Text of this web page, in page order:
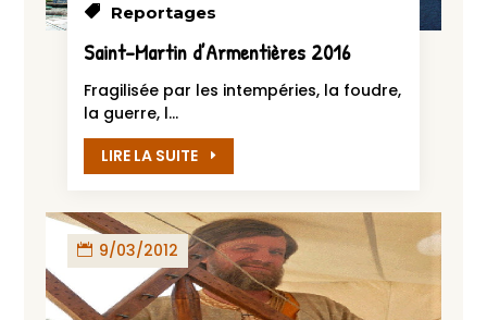
Reportages
Saint-Martin d’Armentières 2016
Fragilisée par les intempéries, la foudre,
la guerre, l...
LIRE LA SUITE
9/03/2012